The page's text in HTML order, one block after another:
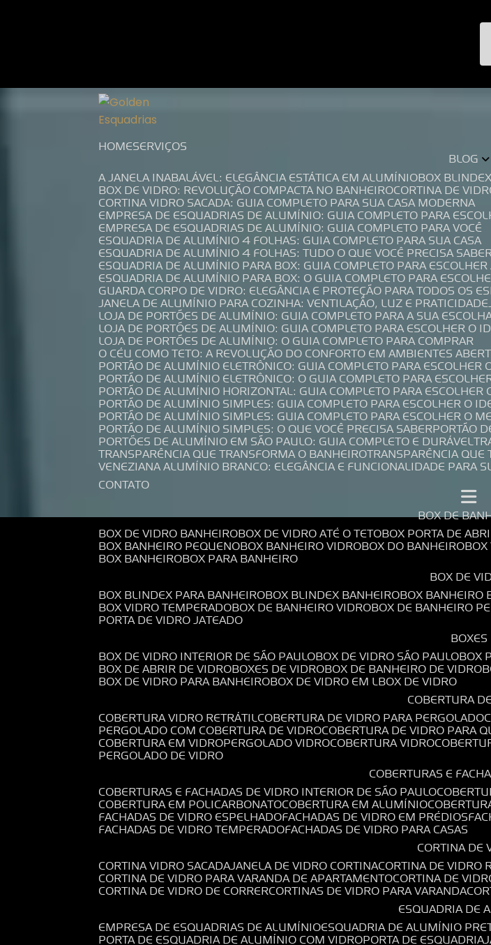
HOME SERVIÇOS
BLOG
A JANELA INABALÁVEL: ELEGÂNCIA ESTÁTICA EM ALUMÍNIO BOX
BOX DE VIDRO: REVOLUÇÃO COMPACTA NO BANHEIRO CORTINA DE
CORTINA VIDRO SACADA: GUIA COMPLETO PARA SUA CASA MODERNA
EMPRESA DE ESQUADRIAS DE ALUMÍNIO: GUIA COMPLETO PARA
EMPRESA DE ESQUADRIAS DE ALUMÍNIO: GUIA COMPLETO PARA VOCÊ
ESQUADRIA DE ALUMÍNIO 4 FOLHAS: GUIA COMPLETO PARA SUA CASA
ESQUADRIA DE ALUMÍNIO 4 FOLHAS: TUDO O QUE VOCÊ PRECISA
ESQUADRIA DE ALUMÍNIO PARA BOX: GUIA COMPLETO PARA
ESQUADRIA DE ALUMÍNIO PARA BOX: O GUIA COMPLETO PARA
GUARDA CORPO DE VIDRO: ELEGÂNCIA E PROTEÇÃO PARA TODOS OS
JANELA DE ALUMÍNIO PARA COZINHA: VENTILAÇÃO, LUZ E PRATICIDADE
LOJA DE PORTÕES DE ALUMÍNIO: GUIA COMPLETO PARA A SUA
LOJA DE PORTÕES DE ALUMÍNIO: GUIA COMPLETO PARA ESCOLHER O
LOJA DE PORTÕES DE ALUMÍNIO: O GUIA COMPLETO PARA COMPRAR
O CÉU COMO TETO: A REVOLUÇÃO DO CONFORTO EM AMBIENTES
PORTÃO DE ALUMÍNIO ELETRÔNICO: GUIA COMPLETO PARA ESCOLHER
PORTÃO DE ALUMÍNIO ELETRÔNICO: O GUIA COMPLETO PARA
PORTÃO DE ALUMÍNIO HORIZONTAL: GUIA COMPLETO PARA ESCOLHER
PORTÃO DE ALUMÍNIO SIMPLES: GUIA COMPLETO PARA ESCOLHER O
PORTÃO DE ALUMÍNIO SIMPLES: GUIA COMPLETO PARA ESCOLHER O
PORTÃO DE ALUMÍNIO SIMPLES: O QUE VOCÊ PRECISA SABER PORTÃO
PORTÕES DE ALUMÍNIO EM SÃO PAULO: GUIA COMPLETO E DURÁVEL
TRANSPARÊNCIA QUE TRANSFORMA O BANHEIRO TRANSPARÊNCIA
VENEZIANA ALUMÍNIO BRANCO: ELEGÂNCIA E FUNCIONALIDADE PARA
CONTATO
BOX DE
BOX DE VIDRO BANHEIRO BOX DE VIDRO ATÉ O TETO BOX PORTA DE
BOX BANHEIRO PEQUENO BOX BANHEIRO VIDRO BOX DO BANHEIRO
BOX BANHEIRO BOX PARA BANHEIRO
BOX DE
BOX BLINDEX PARA BANHEIRO BOX BLINDEX BANHEIRO BOX
BOX VIDRO TEMPERADO BOX DE BANHEIRO VIDRO BOX DE BANHEIRO
PORTA DE VIDRO JATEADO
BOXES
BOX DE VIDRO INTERIOR DE SÃO PAULO BOX DE VIDRO SÃO PAULO
BOX DE ABRIR DE VIDRO BOXES DE VIDRO BOX DE BANHEIRO DE VIDRO
BOX DE VIDRO PARA BANHEIRO BOX DE VIDRO EM L BOX DE VIDRO
COBERTURA
COBERTURA VIDRO RETRÁTIL COBERTURA DE VIDRO PARA PERGOLADO
PERGOLADO COM COBERTURA DE VIDRO COBERTURA DE VIDRO PARA
COBERTURA EM VIDRO PERGOLADO VIDRO COBERTURA VIDRO
PERGOLADO DE VIDRO
COBERTURAS E
COBERTURAS E FACHADAS DE VIDRO INTERIOR DE SÃO PAULO
COBERTURA EM POLICARBONATO COBERTURA EM ALUMÍNIO
FACHADAS DE VIDRO ESPELHADO FACHADAS DE VIDRO EM PRÉDIOS
FACHADAS DE VIDRO TEMPERADO FACHADAS DE VIDRO PARA CASAS
CORTINA DE
CORTINA VIDRO SACADA JANELA DE VIDRO CORTINA CORTINA DE VIDRO
CORTINA DE VIDRO PARA VARANDA DE APARTAMENTO CORTINA DE
CORTINA DE VIDRO DE CORRER CORTINAS DE VIDRO PARA VARANDA
ESQUADRIA DE
EMPRESA DE ESQUADRIAS DE ALUMÍNIO ESQUADRIA DE ALUMÍNIO
PORTA DE ESQUADRIA DE ALUMÍNIO COM VIDRO PORTA DE ESQUADRIA